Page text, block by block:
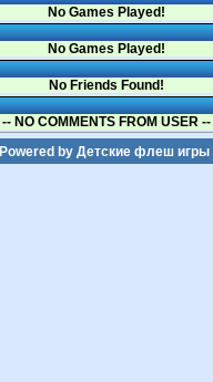
No Games Played!
No Games Played!
No Friends Found!
-- NO COMMENTS FROM USER --
Powered by Детские флеш игры